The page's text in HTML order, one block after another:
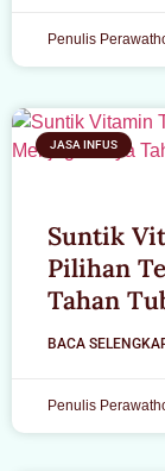
Penulis
JASA INFUS
Suntik
Pilihan
Tahan
BACA
Penulis